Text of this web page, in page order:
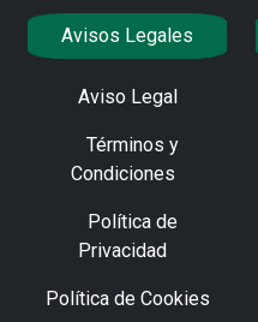
Avisos Legales
Aviso Legal
Términos y
Condiciones
Política de
Privacidad
Política de Cookies